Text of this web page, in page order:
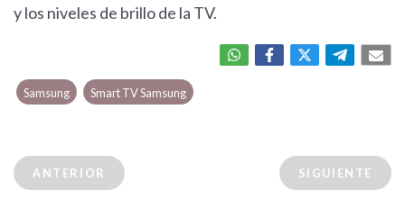
y los niveles de brillo de la TV.
Samsung Smart TV Samsung
ANTERIOR SIGUIENTE